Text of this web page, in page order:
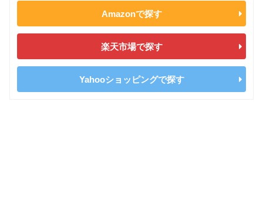
Amazonで探す
楽天市場で探す
Yahooショッピングで探す